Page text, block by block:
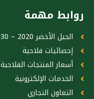
روابط مهمة
الجيل الأخضر 2020 – 2030
إحصائيات فلاحية
أسعار المنتجات الفلاحية
الخدمات الإلكترونية
التعاون التجاري